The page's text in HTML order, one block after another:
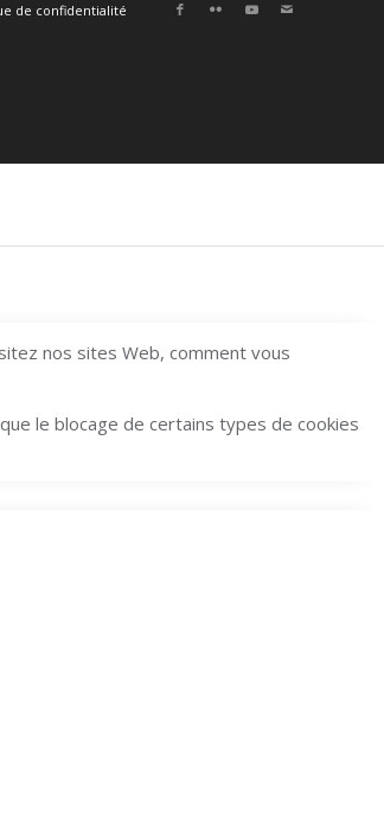
de confidentialité
nos sites Web, comment vous
le blocage de certains types de cookies